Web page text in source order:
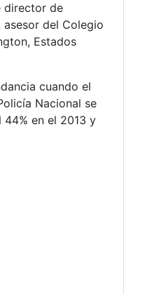
director de
asesor del Colegio
Estados
cuando el
Nacional se
44% en el 2013 y